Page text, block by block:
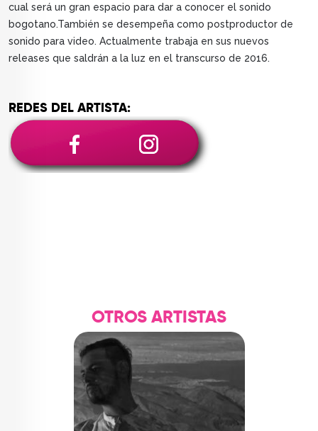
cual será un gran espacio para dar a conocer el sonido
bogotano.También se desempeña como postproductor de
sonido para video. Actualmente trabaja en sus nuevos
releases que saldrán a la luz en el transcurso de 2016.
REDES DEL ARTISTA:
OTROS ARTISTAS